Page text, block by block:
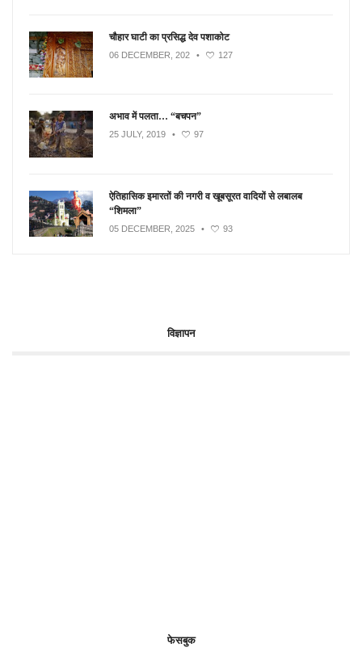
चौहार घाटी का प्रसिद्ध देव पशाकोट
06 DECEMBER, 202 • 127
अभाव में पलता… “बचपन”
25 JULY, 2019 • 97
ऐतिहासिक इमारतों की नगरी व खूबसूरत वादियों से लबालब
“शिमला”
05 DECEMBER, 2025 • 93
विज्ञापन
फेसबुक